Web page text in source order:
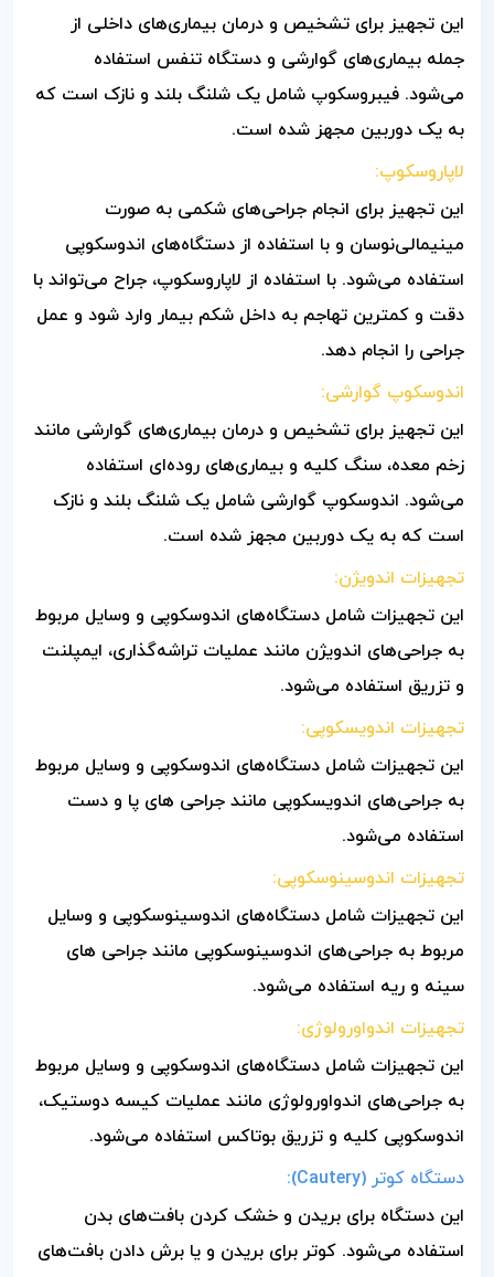
این تجهیز برای تشخیص و درمان بیماری‌های داخلی از
جمله بیماری‌های گوارشی و دستگاه تنفس استفاده
می‌شود. فیبروسکوپ شامل یک شلنگ بلند و نازک است که
به یک دوربین مجهز شده است.
لاپاروسکوپ:
این تجهیز برای انجام جراحی‌های شکمی به صورت
مینیمالی‌نوسان و با استفاده از دستگاه‌های اندوسکوپی
استفاده می‌شود. با استفاده از لاپاروسکوپ، جراح می‌تواند با
دقت و کمترین تهاجم به داخل شکم بیمار وارد شود و عمل
جراحی را انجام دهد.
اندوسکوپ گوارشی:
این تجهیز برای تشخیص و درمان بیماری‌های گوارشی مانند
زخم معده، سنگ کلیه و بیماری‌های روده‌ای استفاده
می‌شود. اندوسکوپ گوارشی شامل یک شلنگ بلند و نازک
است که به یک دوربین مجهز شده است.
تجهیزات اندویژن:
این تجهیزات شامل دستگاه‌های اندوسکوپی و وسایل مربوط
به جراحی‌های اندویژن مانند عملیات تراشه‌گذاری، ایمپلنت
و تزریق استفاده می‌شود.
تجهیزات اندویسکوپی:
این تجهیزات شامل دستگاه‌های اندوسکوپی و وسایل مربوط
به جراحی‌های اندویسکوپی مانند جراحی های پا و دست
استفاده می‌شود.
تجهیزات اندوسینوسکوپی:
این تجهیزات شامل دستگاه‌های اندوسینوسکوپی و وسایل
مربوط به جراحی‌های اندوسینوسکوپی مانند جراحی های
سینه و ریه استفاده می‌شود.
تجهیزات اندواورولوژی:
این تجهیزات شامل دستگاه‌های اندوسکوپی و وسایل مربوط
به جراحی‌های اندواورولوژی مانند عملیات کیسه دوستیک،
اندوسکوپی کلیه و تزریق بوتاکس استفاده می‌شود.
دستگاه کوتر (Cautery):
این دستگاه برای بریدن و خشک کردن بافت‌های بدن
استفاده می‌شود. کوتر برای بریدن و یا برش دادن بافت‌های